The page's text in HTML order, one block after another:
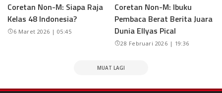
Coretan Non-M: Siapa Raja
Kelas 48 Indonesia?
6 Maret 2026 | 05:45
Coretan Non-M: Ibuku
Pembaca Berat Berita Juara
Dunia Ellyas Pical
28 Februari 2026 | 19:36
MUAT LAGI